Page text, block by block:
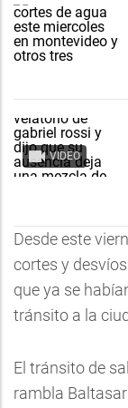
VIDEO
Desde este
cortes y
que ya se
tránsito a la
El tránsito de
rambla